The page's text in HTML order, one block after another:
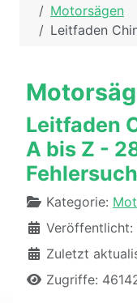
Motorsägen
Leitfaden
Leitfaden
A bis Z -
DetailsKategorie:
Veröffentlicht:
Zuletzt
Zugriffe: